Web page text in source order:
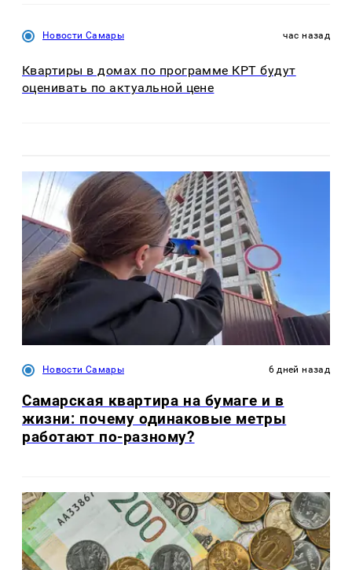
Новости Самары час назад
Квартиры в домах по программе КРТ будут
оценивать по актуальной цене
Новости Самары 6 дней назад
Самарская квартира на бумаге и в
жизни: почему одинаковые метры
работают по-разному?